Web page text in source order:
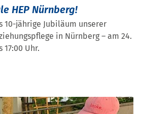
HEP Nürnberg!
10-jährige Jubiläum unserer
in Nürnberg – am 24.
17:00 Uhr.